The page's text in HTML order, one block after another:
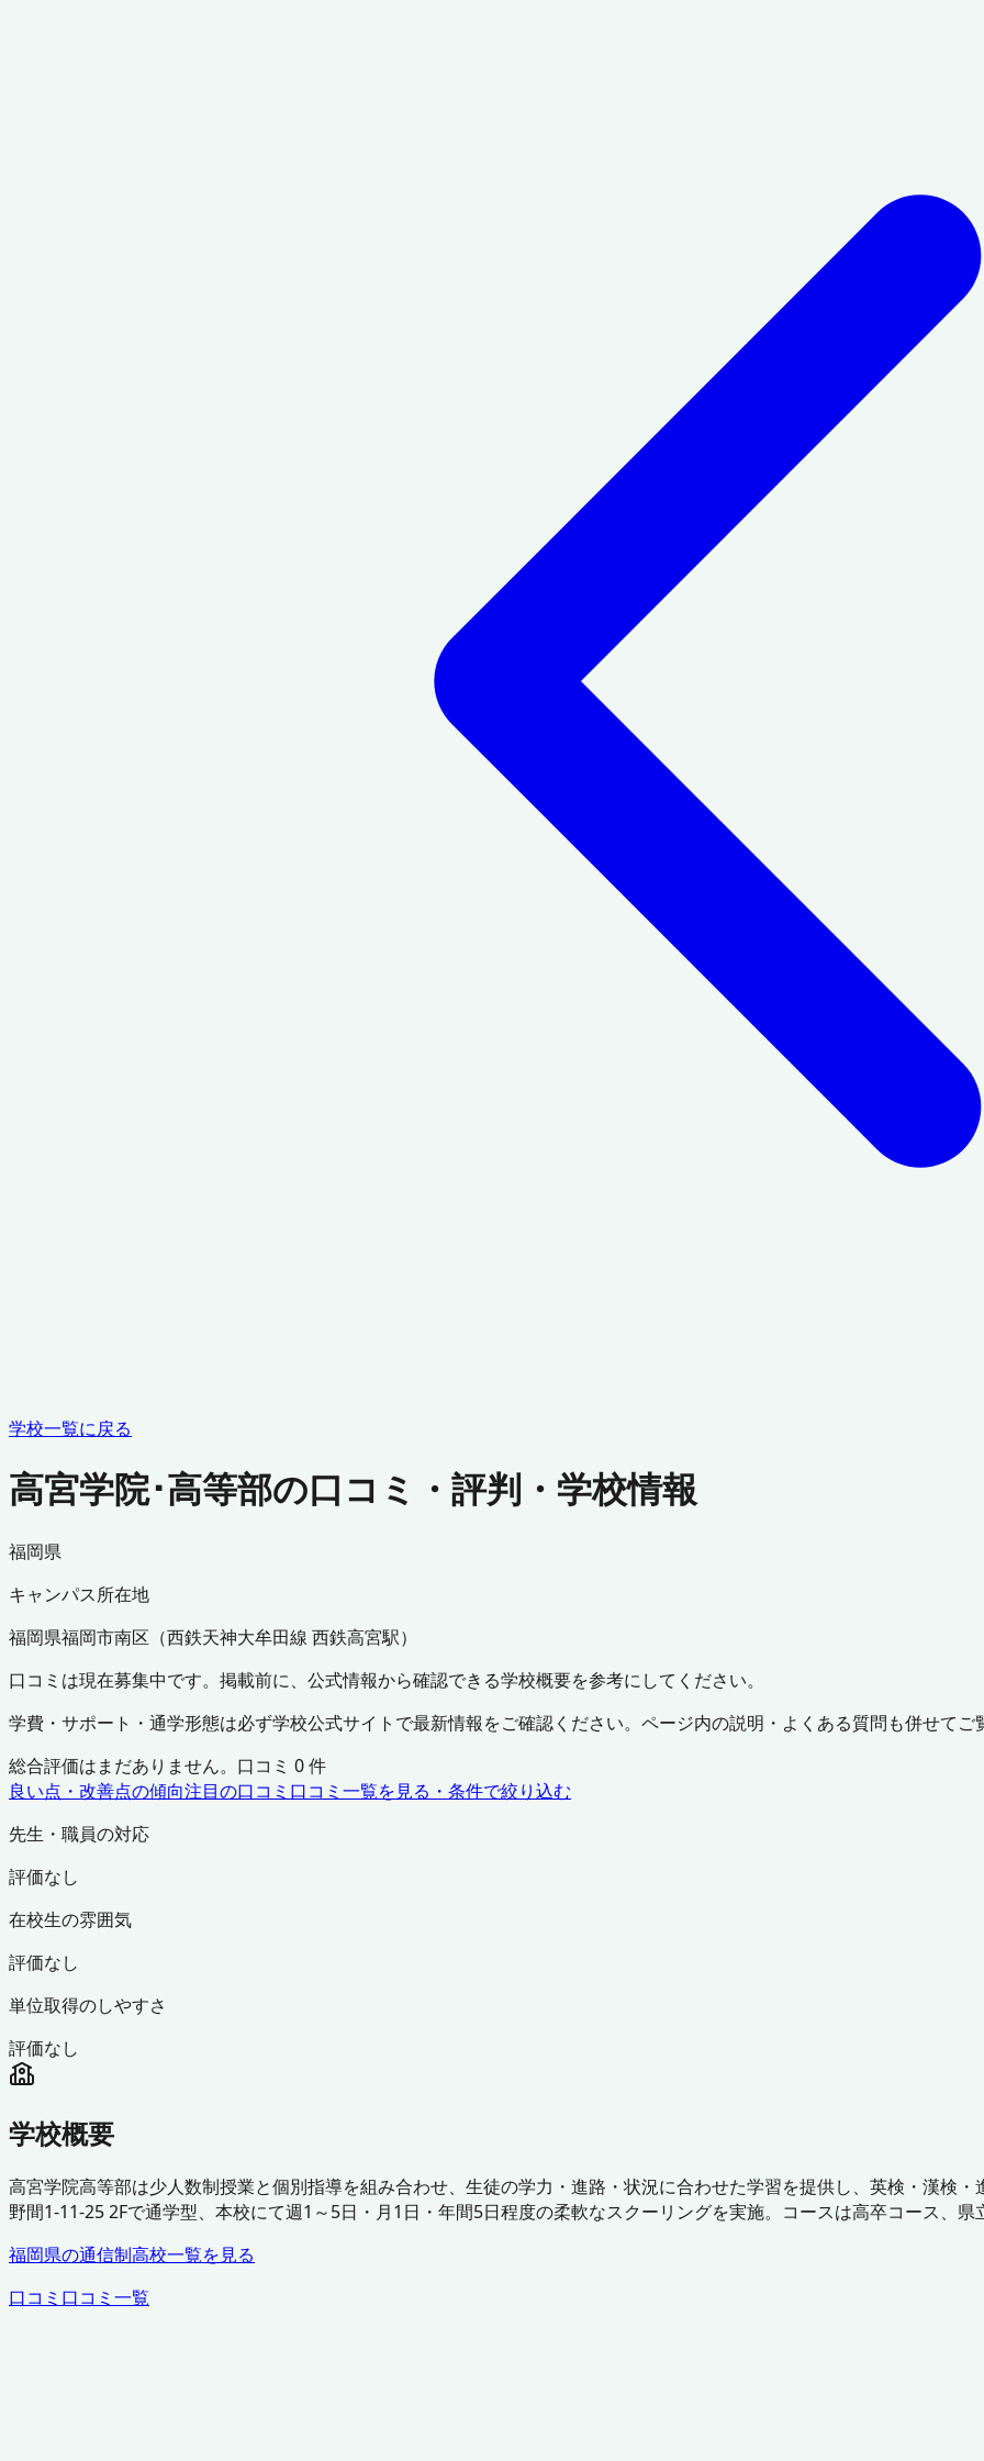
学校一覧に戻る
高宮学院･高等部の口コミ・評判・学校情報
福岡県
キャンパス所在地
福岡県福岡市南区 （西鉄天神大牟田線 西鉄高宮駅）
口コミは現在募集中です。掲載前に、公式情報から確認できる学校概要を参考にしてください。
学費・サポート・通学形態は必ず学校公式サイトで最新情報をご確認ください。ページ内の説明・よくある質問も併せてご
総合評価はまだありません。口コミ 0件
良い点・改善点の傾向注目の口コミ 口コミ一覧を見る・条件で絞り込む
先生・職員の対応
評価なし
在校生の雰囲気
評価なし
単位取得のしやすさ
評価なし
学校概要
高宮学院高等部は少人数制授業と個別指導を組み合わせ、生徒の学力・進路・状況に合わせた学習を提供し、英検・漢検
野間1-11-25 2Fで通学型、本校にて週1～5日・月1日・年間5日程度の柔軟なスクーリングを実施。コースは高卒コース、県
福岡県の通信制高校一覧を見る
口コミ 口コミ一覧